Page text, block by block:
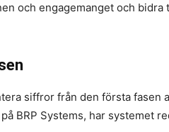
och engagemanget och bidra
siffror från den första fasen
BRP Systems, har systemet